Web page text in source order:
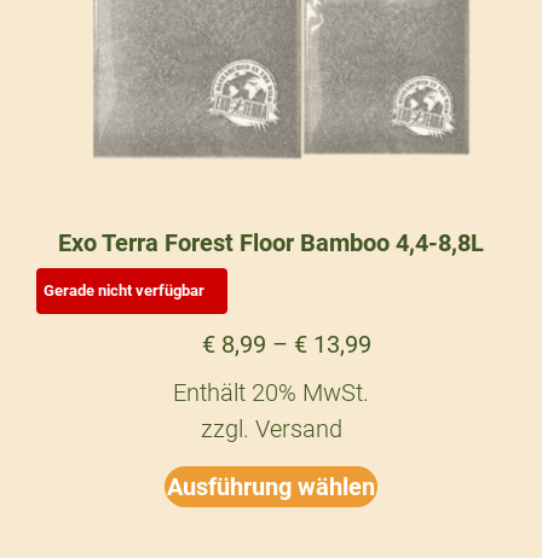
Exo Terra Forest Floor Bamboo 4,4-8,8L
€8,99 – €13,99
Enthält 20% MwSt.
zzgl. Versand
Ausführung wählen